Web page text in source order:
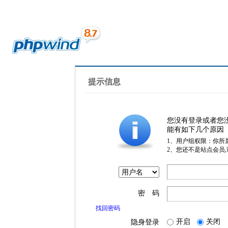
提示信息
您没有登录或者您
能有如下几个原因
1、用户组权限：你所
2、您还不是站点会员
密 码
找回密码
隐身登录 开启 关闭